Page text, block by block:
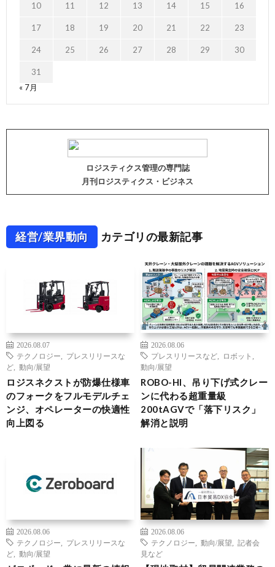
10 11 12 13 14 15 16
17 18 19 20 21 22 23
24 25 26 27 28 29 30
31
« 7月
ロジスティクス管理の専門誌
月刊ロジスティクス・ビジネス
経営/業界動向 カテゴリの最新記事
2026.08.07
テクノロジー
プレスリリースな
ど
動向/展望
ロジスネクストが防爆仕様車
のフォークをフルモデルチェ
ンジ、オペレーターの快適性
向上図る
2026.08.06
プレスリリースなど
ロボット
動向/展望
ROBO-HI、吊り下げ式クレー
ンに代わる超重量級
200tAGVで「落下リスク」
解消と説明
2026.08.06
テクノロジー
プレスリリースな
ど
動向/展望
2026.08.06
テクノロジー
動向/展望
記者会
見など